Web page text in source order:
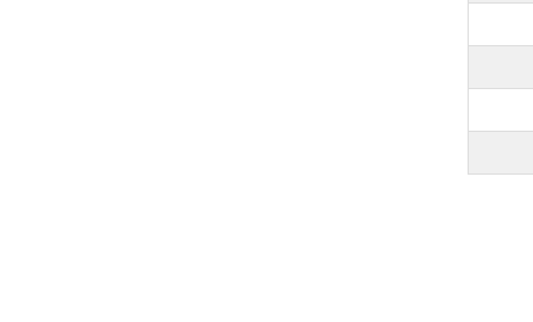
Ich stimme zu, dass meine personenbezogenen Daten an Dritte